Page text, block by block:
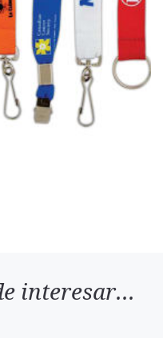
interesar...